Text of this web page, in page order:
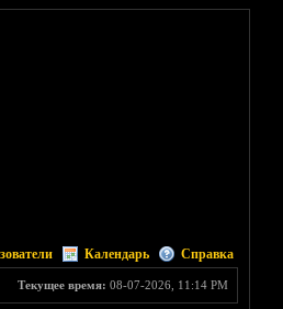
Календарь Справка
Текущее время: 08-07-2026, 11:14 PM